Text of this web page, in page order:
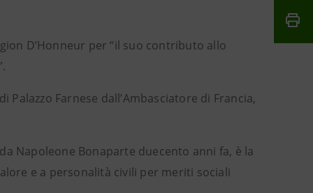
D’Honneur per “il suo contributo allo
Farnese dall’Ambasciatore di Francia,
Napoleone Bonaparte duecento anni fa, è la
e a personalità civili per meriti sociali